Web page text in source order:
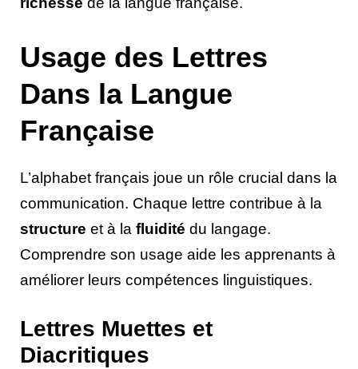
Usage des Lettres
Dans la Langue
Française
L’alphabet français joue un rôle crucial dans la
communication. Chaque lettre contribue à la
structure et à la fluidité du langage.
Comprendre son usage aide les apprenants à
améliorer leurs compétences linguistiques.
Lettres Muettes et
Diacritiques